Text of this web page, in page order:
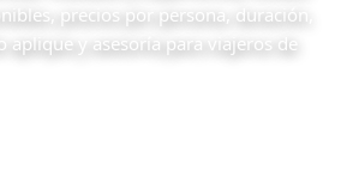
precios por persona, duración,
aplique y asesoría para viajeros de